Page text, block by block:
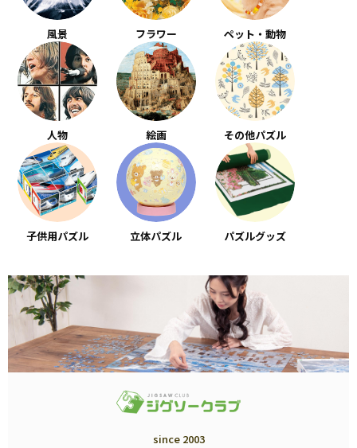
風景 フラワー ペット・動物
人物 絵画 その他パズル
子供用パズル 立体パズル パズルグッズ
since 2003